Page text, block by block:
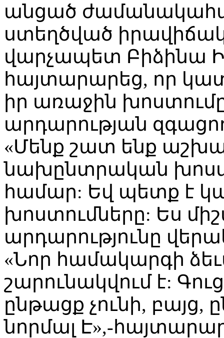
անցած
ստեղծված
վարչապետ Բիձինա
հայտարարեց, որ
իր առաջին
արդարության
«Մենք շատ ենք
նախընտրական
համար: Եվ պետք է
խոստումները: Ես
արդարությունը
«Նոր համակարգի
շարունակվում է:
ընթացք չունի, բայց,
նորմալ Է»,-